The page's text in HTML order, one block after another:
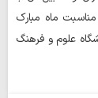
ماه مبارک
علوم و فرهنگ